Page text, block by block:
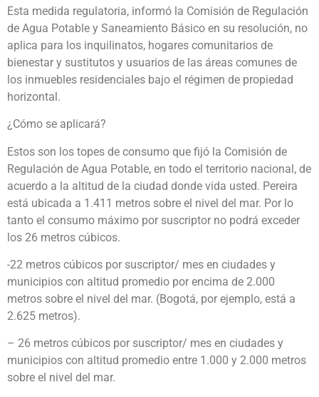
Esta medida regulatoria, informó la Comisión de Regulación
de Agua Potable y Saneamiento Básico en su resolución, no
aplica para los inquilinatos, hogares comunitarios de
bienestar y sustitutos y usuarios de las áreas comunes de
los inmuebles residenciales bajo el régimen de propiedad
horizontal.
¿Cómo se aplicará?
Estos son los topes de consumo que fijó la Comisión de
Regulación de Agua Potable, en todo el territorio nacional, de
acuerdo a la altitud de la ciudad donde vida usted. Pereira
está ubicada a 1.411 metros sobre el nivel del mar. Por lo
tanto el consumo máximo por suscriptor no podrá exceder
los 26 metros cúbicos.
-22 metros cúbicos por suscriptor/ mes en ciudades y
municipios con altitud promedio por encima de 2.000
metros sobre el nivel del mar. (Bogotá, por ejemplo, está a
2.625 metros).
– 26 metros cúbicos por suscriptor/ mes en ciudades y
municipios con altitud promedio entre 1.000 y 2.000 metros
sobre el nivel del mar.